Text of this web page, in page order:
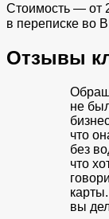
Стоимость — от
в переписке во
Отзывы
не
что
без
что
вы